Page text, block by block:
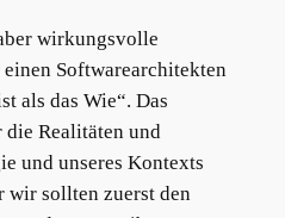
wirkungsvolle
Softwarearchitekten
als das Wie“. Das
die Realitäten und
und unseres Kontexts
wir sollten zuerst den